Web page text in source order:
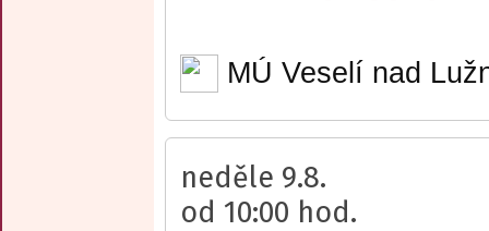
MÚ Veselí nad
neděle 9.8.
od 10:00 hod.